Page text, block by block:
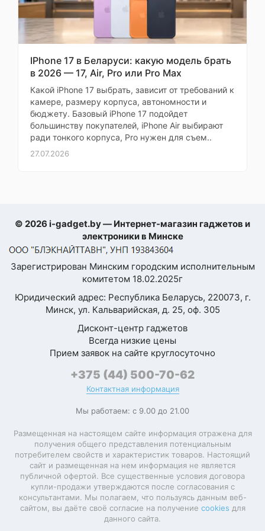
Самовывозе
заранее
создает захватывающий звук, делая
MacBook Pro отличным выбором для
прослушивания музыки и просмотра
фильмов с Dolby Atmos.
⚠️ Apple Intelligence приносит на Mac
персональную интеллектуальную
систему нового поколения,
сочетающую мощные генеративные
модели с уникальными
инструментами
конфиденциальности. Эта система
использует производительность
чипов Apple и Neural Engine для
линейка
Pro
Тип
ультрабук
Процессор
Платформа
(кодовое
название)
Apple Silicon
Процессор
Apple M4
Модель
процессора
Apple M4 Pro
(14 ядер)
Суммарное
14
Встроенная в
процессор
графика
Apple M4 Pro
GPU (20 ядер)
Конструкция
хватает на весь
Клавиатура
удобная, печатать
на ней одно
удовольствие.
Качество сборки
безупречное,
ощущается очень
прочным и
надёжным
нашей студии
дизайна
Моя оценка —
Двадцать
четвёртый Айпи
выбрали за
отличную
производительность
и надёжность
экосистемы.
Магазин работает
профессионально —
проверили
подтвердилось.
Доставка быстрая,
товар новый в
запечатанной
коробке. Только тут
смогли заказать
IPhone 17 в Беларуси: какую модель брать
в 2026 — 17, Air, Pro или Pro Max
Какой iPhone 17 выбрать, зависит от требований к
камере, размеру корпуса, автономности и
бюджету. Базовый iPhone 17 подойдет
большинству покупателей, iPhone Air выбирают
ради тонкого корпуса, Pro нужен для съем..
27.07.2026
© 2026 i-gadget.by — Интернет-магазин гаджетов и
электроники в Минске
Зарегистрирован Минским городским исполнительным
комитетом 18.02.2025г
Юридический адрес: Республика Беларусь, 220073, г.
Минск, ул. Кальварийская, д. 25, оф. 305
Дисконт-центр гаджетов
Всегда низкие цены
Прием заявок на сайте круглосуточно
+375 (44) 500-70-62
Контактная информация
Мы работаем: с 9.00 до 21.00
Размещенная на настоящем сайте информация отражена для
получения общего представления потенциальным
потребителем свойств и характеристик товаров. Настоящий
сайт и размещенная на нем информация не является
публичной офертой. Все существенные условия договора
купли-продажи утверждаются после согласования с
консультантами. Мы полагаем, что пользуясь данным веб-
сайтом, вы даёте своё согласие на получение cookies для
данного сайта.